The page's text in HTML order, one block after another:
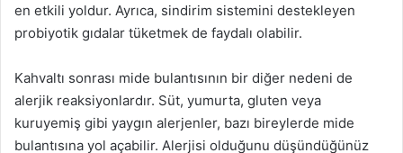
en etkili yoldur. Ayrıca, sindirim sistemini destekleyen
probiyotik gıdalar tüketmek de faydalı olabilir.
Kahvaltı sonrası mide bulantısının bir diğer nedeni de
alerjik reaksiyonlardır. Süt, yumurta, gluten veya
kuruyemiş gibi yaygın alerjenler, bazı bireylerde mide
bulantısına yol açabilir. Alerjisi olduğunu düşündüğünüz